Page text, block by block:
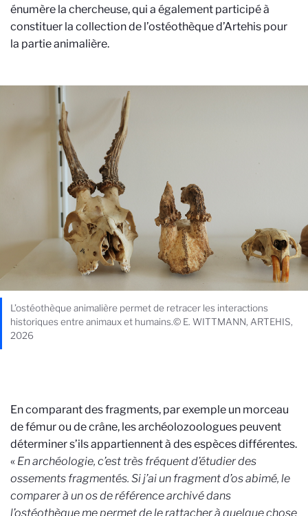
énumère la chercheuse, qui a également participé à
constituer la collection de l’ostéothèque d’Artehis pour
la partie animalière.
L’ostéothèque animalière permet de retracer les interactions
historiques entre animaux et humains.© E. WITTMANN, ARTEHIS,
2026
En comparant des fragments, par exemple un morceau
de fémur ou de crâne, les archéolozoologues peuvent
déterminer s’ils appartiennent à des espèces différentes.
« En archéologie, c’est très fréquent d’étudier des
ossements fragmentés. Si j’ai un fragment d’os abimé, le
comparer à un os de référence archivé dans
l’ostéothèque me permet de le rattacher à quelque chose